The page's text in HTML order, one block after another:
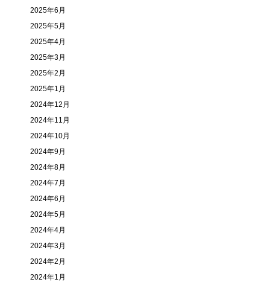
2025年6月
2025年5月
2025年4月
2025年3月
2025年2月
2025年1月
2024年12月
2024年11月
2024年10月
2024年9月
2024年8月
2024年7月
2024年6月
2024年5月
2024年4月
2024年3月
2024年2月
2024年1月